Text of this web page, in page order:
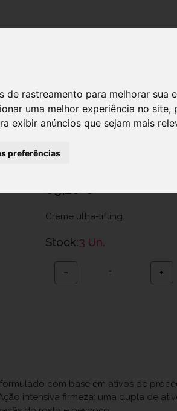
rastreamento para melhorar sua
uma melhor experiência no site,
exibir anúncios que sejam mais
preferências
Filorga Lift-
Creme ultra-lifting.
Stock:3 Un.
− +
com base em ativos de
intensiva firmeza: uma dupla de